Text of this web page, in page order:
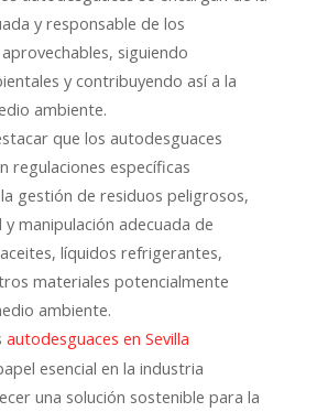
y responsable de los
siguiendo
y contribuyendo así a la
ambiente.
que los autodesguaces
regulaciones específicas
gestión de residuos peligrosos,
manipulación adecuada de
líquidos refrigerantes,
materiales potencialmente
ambiente.
autodesguaces en Sevilla
esencial en la industria
una solución sostenible para la